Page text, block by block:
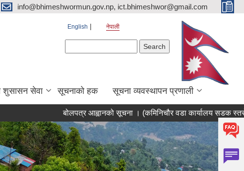
info@bhimeshwormun.gov.np, ict.bhimeshwor@gmail.com
English नेपाली
शुसासन सेवा सूचनाको हक सूचना व्यवस्थापन प्रणाली
बोलपत्र आह्वानको सूचना । (कमिनिचौर वडा कार्यालय सडक स्तरोन्नति